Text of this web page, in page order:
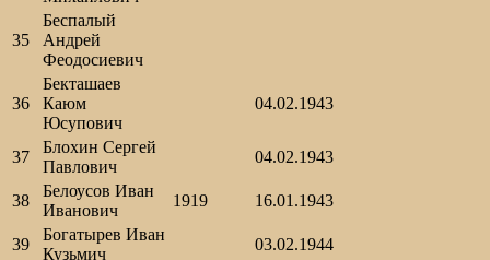
35
Беспалый
Андрей
Феодосиевич
36
Бекташаев
Каюм
Юсупович
04.02.1943
37
Блохин Сергей
Павлович
04.02.1943
38
Белоусов Иван
Иванович
1919 16.01.1943
39
Богатырев Иван
Кузьмич
03.02.1944